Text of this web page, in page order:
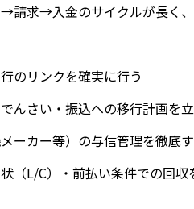
求→入金のサイクルが長く、
のリンクを確実に行う
んさい・振込への移行計画を
ーカー等）の与信管理を徹底
（L/C）・前払い条件での回収